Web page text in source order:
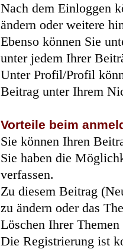
Nach dem Einloggen
ändern oder weitere
Ebenso können Sie
unter jedem Ihrer
Unter Profil/Profil
Beitrag unter Ihrem
Vorteile beim
Sie können Ihren
Sie haben die
verfassen.
Zu diesem Beitrag
zu ändern oder das
Löschen Ihrer
Die Registrierung ist